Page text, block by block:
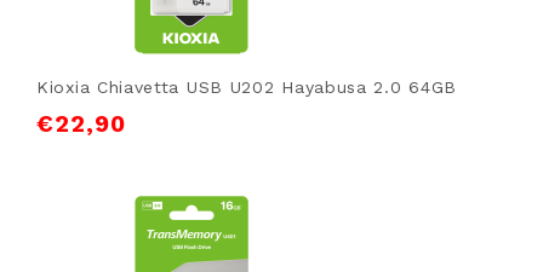
Kioxia Chiavetta USB U202 Hayabusa 2.0 64GB
€22,90